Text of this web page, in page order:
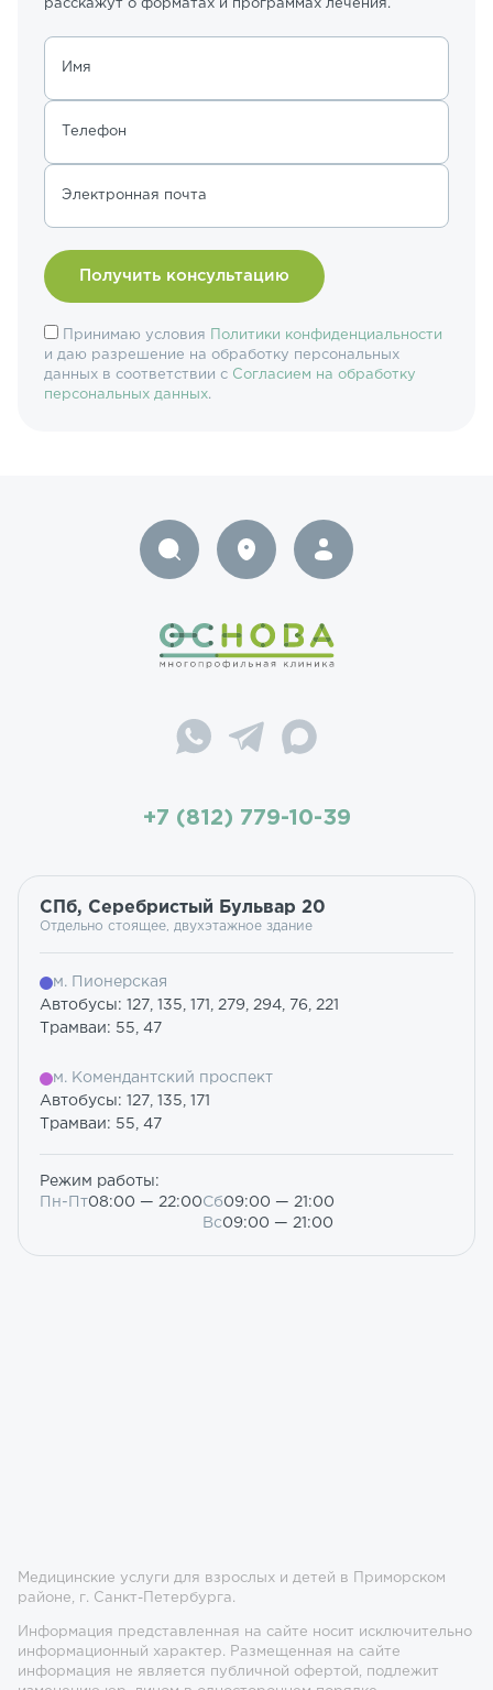
расскажут о форматах и программах лечения.
Имя
Телефон
Электронная почта
Принимаю условия
Политики конфиденциальности
и даю разрешение на обработку персональных
данных в соответствии с Согласием на обработку
персональных данных.
+7 (812) 779-10-39
СПб, Серебристый Бульвар 20
Отдельно стоящее, двухэтажное здание
м. Пионерская
Автобусы: 127, 135, 171, 279, 294, 76, 221
Трамваи: 55, 47
м. Комендантский проспект
Автобусы: 127, 135, 171
Трамваи: 55, 47
Режим работы:
Пн-Пт08:00 — 22:00Сб09:00 — 21:00
Вс09:00 — 21:00
Медицинские услуги для взрослых и детей в Приморском
районе, г. Санкт-Петербурга.
Информация представленная на сайте носит исключительно
информационный характер. Размещенная на сайте
информация не является публичной офертой, подлежит